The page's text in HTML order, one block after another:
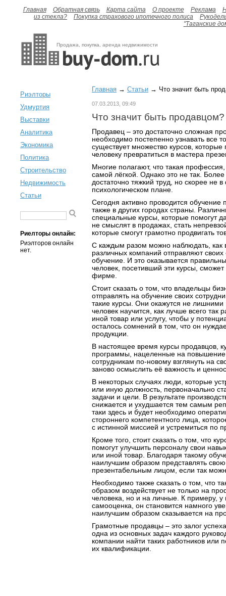
Главная Обратная связь Карта сайта О проекте Реклама
из стекла?
Покупка страхового ипотечного полиса
"Таганские
Продажа, покупка, аренда недвижимости
Риэлторы
Удмуртия
Выставки
Аналитика
Экономика
Политика
Строительство
Недвижимость
Статьи
Риелторы онлайн:
Риэлторов онлайн
нет.
Главная → Статьи → Что значит быть
07.03.2013, 09:49
Что значит быть продавцом?
Продавец – это достаточно сложная
необходимо постепенно узнавать все
существует множество курсов,
человеку превратиться в мастера
Многие полагают, что такая
самой лёгкой. Однако это не так. Более
достаточно тяжкий труд, но скорее не
психологическом плане.
Сегодня активно проводится обучение
также в других городах страны.
специальные курсы, которые помогут
не смыслят в продажах, стать
которые смогут грамотно продвигать
С каждым разом можно наблюдать, как
различных компаний отправляют своих
обучение. И это оказывается
человек, посетивший эти курсы,
фирме.
Стоит сказать о том, что владельцы
отправлять на обучение своих
такие курсы. Они окажутся не
человек научится, как лучше всего так
иной товар или услугу, чтобы у
осталось сомнений в том, что он
продукции.
В настоящее время курсы продавцов,
программы, нацеленные на
сотрудникам по-новому взглянуть на
заново осмыслить её важность и
В некоторых случаях люди, которые
или иную должность, первоначально
задачи и цели. В результате
снижается и ухудшается тем самым
таки здесь и будет необходимо
стороннего компетентного лица,
с истинной миссией и устремиться по
Кроме того, стоит сказать о том, что
помогут улучшить персоналу свои
или иной товар. Благодаря такому
наилучшим образом представлять
презентабельным лицом, если так
Необходимо также сказать о том, что
образом воздействует не только на
человека, но и на личные. К примеру, у
самооценка, он становится намного
наилучшим образом сказывается на
Грамотные продавцы – это залог
одна из основных задач каждого
компании найти таких работников или
их квалификации.